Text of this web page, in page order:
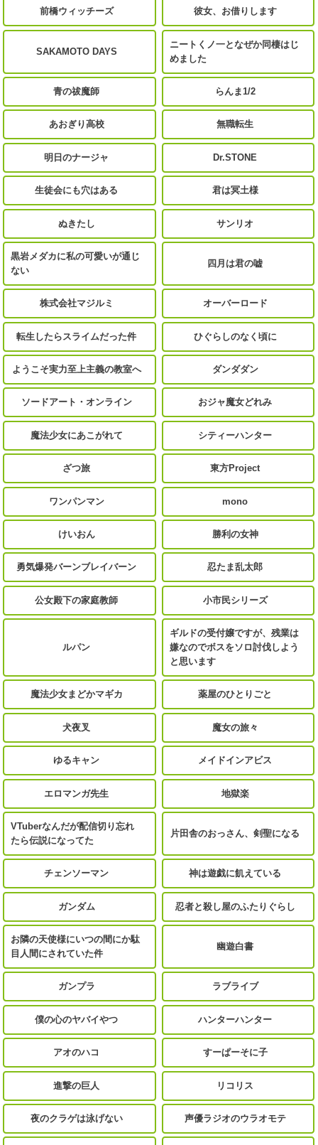
前橋ウィッチーズ 彼女、お借りします
SAKAMOTO DAYS
ニートくノ一となぜか同棲はじ
めました
青の祓魔師 らんま1/2
あおぎり高校 無職転生
明日のナージャ Dr.STONE
生徒会にも穴はある 君は冥土様
ぬきたし サンリオ
黒岩メダカに私の可愛いが通じ
ない
四月は君の嘘
株式会社マジルミ オーバーロード
転生したらスライムだった件 ひぐらしのなく頃に
ようこそ実力至上主義の教室へ ダンダダン
ソードアート・オンライン おジャ魔女どれみ
魔法少女にあこがれて シティーハンター
ざつ旅 東方Project
ワンパンマン mono
けいおん 勝利の女神
勇気爆発バーンブレイバーン 忍たま乱太郎
公女殿下の家庭教師 小市民シリーズ
ルパン
ギルドの受付嬢ですが、残業は
嫌なのでボスをソロ討伐しよう
と思います
魔法少女まどかマギカ 薬屋のひとりごと
犬夜叉 魔女の旅々
ゆるキャン メイドインアビス
エロマンガ先生 地獄楽
VTuberなんだが配信切り忘れ
たら伝説になってた
片田舎のおっさん、剣聖になる
チェンソーマン 神は遊戯に飢えている
ガンダム 忍者と殺し屋のふたりぐらし
お隣の天使様にいつの間にか駄
目人間にされていた件
幽遊白書
ガンプラ ラブライブ
僕の心のヤバイやつ ハンターハンター
アオのハコ すーぱーそに子
進撃の巨人 リコリス
夜のクラゲは泳げない 声優ラジオのウラオモテ